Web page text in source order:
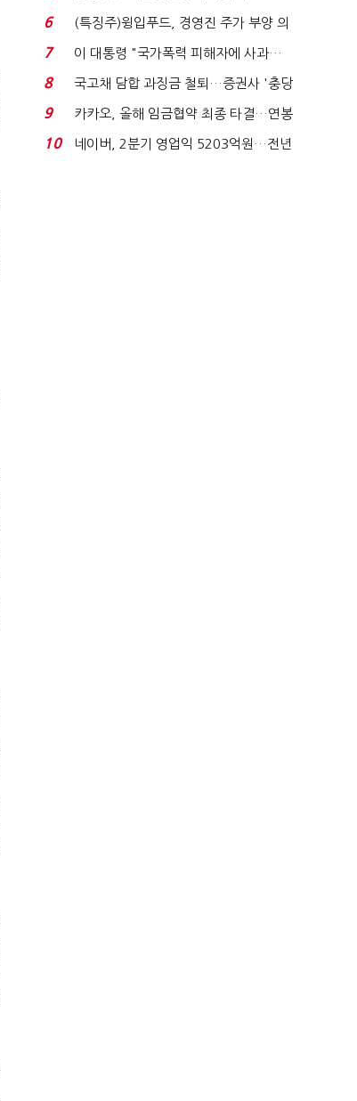
빈 매대 채우며 문 연 ...
6
(특징주)윙입푸드, 경영진 주가 부양 의
지에 상한가...
7
이 대통령 "국가폭력 피해자에 사과…
적극적 조사로 진...
8
국고채 담합 과징금 철퇴…증권사 '충당
금 폭탄' 우려...
9
카카오, 올해 임금협약 최종 타결…연봉
6.3% 인상·격려...
10
네이버, 2분기 영업익 5203억원…전년